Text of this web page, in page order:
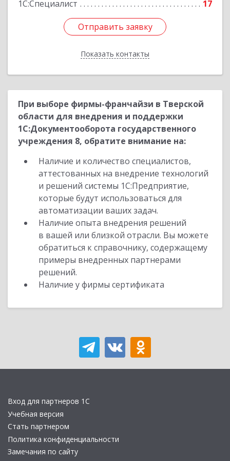
1С:Специалист
17
Отправить заявку
Показать контакты
Отправить заявку
Назад
При выборе фирмы-франчайзи в Тверской
области для внедрения и поддержки
1С:Документооборота государственного
учреждения 8, обратите внимание на:
Наличие и количество специалистов,
аттестованных на внедрение технологий
и решений системы 1С:Предприятие,
которые будут использоваться для
автоматизации ваших задач.
Наличие опыта внедрения решений
в вашей или близкой отрасли. Вы можете
обратиться к справочнику, содержащему
примеры внедренных партнерами
решений.
Наличие у фирмы сертификата
Вход для партнеров 1С
Учебная версия
Стать партнером
Политика конфиденциальности
Замечания по сайту